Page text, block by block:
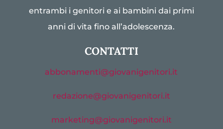
entrambi i genitori e ai bambini dai primi
anni di vita fino all’adolescenza.
CONTATTI
abbonamenti@giovanigenitori.it
redazione@giovanigenitori.it
marketing@giovanigenitori.it